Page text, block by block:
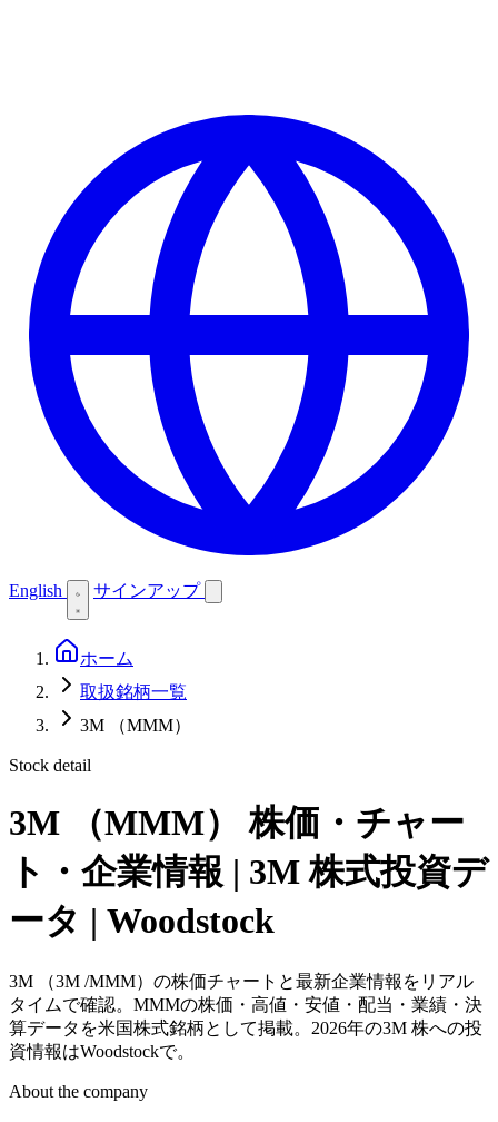
English サインアップ
ホーム
取扱銘柄一覧
3M （MMM）
Stock detail
3M （MMM）
株価・チャー
ト・企業情報 | 3M 株式投資デ
ータ | Woodstock
3M （3M /MMM）の株価チャートと最新企業情報をリアル
タイムで確認。MMMの株価・高値・安値・配当・業績・決
算データを米国株式銘柄として掲載。2026年の3M 株への投
資情報はWoodstockで。
About the company